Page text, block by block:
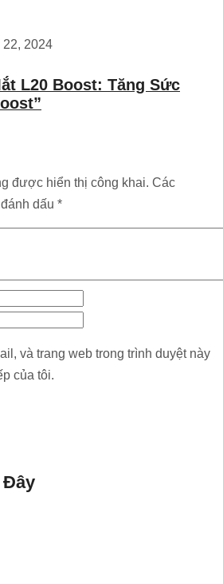
2024
L20 Boost: Tăng Sức
được hiển thị công khai. Các
dấu *
và trang web trong trình duyệt này
của tôi.
Đây